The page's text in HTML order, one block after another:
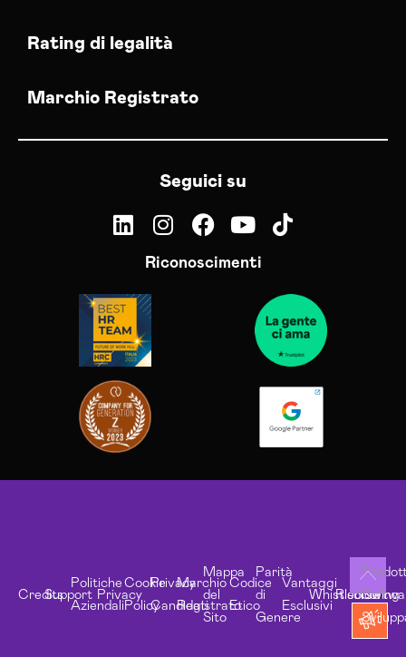
Rating di legalità
Marchio Registrato
Seguici su
Riconoscimenti
CreditsSupport
Politiche
Aziendali
Privacy
Cookie
Policy
Privacy
Candidati
Marchio
Registrato
Mappa
del
Sito
Codice
Etico
Parità
di
Genere
Vantaggi
Esclusivi
Whistleblowing
Risorse